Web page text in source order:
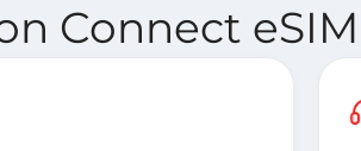
Connect eSIM